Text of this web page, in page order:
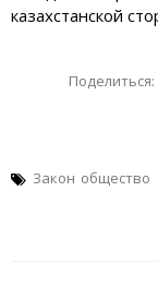
казахстанской
Поделиться:
Закон общество